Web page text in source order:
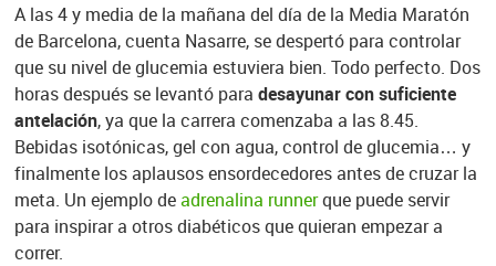
A las 4 y media de la mañana del día de la Media Maratón
de Barcelona, cuenta Nasarre, se despertó para controlar
que su nivel de glucemia estuviera bien. Todo perfecto. Dos
horas después se levantó para desayunar con suficiente
antelación, ya que la carrera comenzaba a las 8.45.
Bebidas isotónicas, gel con agua, control de glucemia… y
finalmente los aplausos ensordecedores antes de cruzar la
meta. Un ejemplo deadrenalina runnerque puede servir
para inspirar a otros diabéticos que quieran empezar a
correr.